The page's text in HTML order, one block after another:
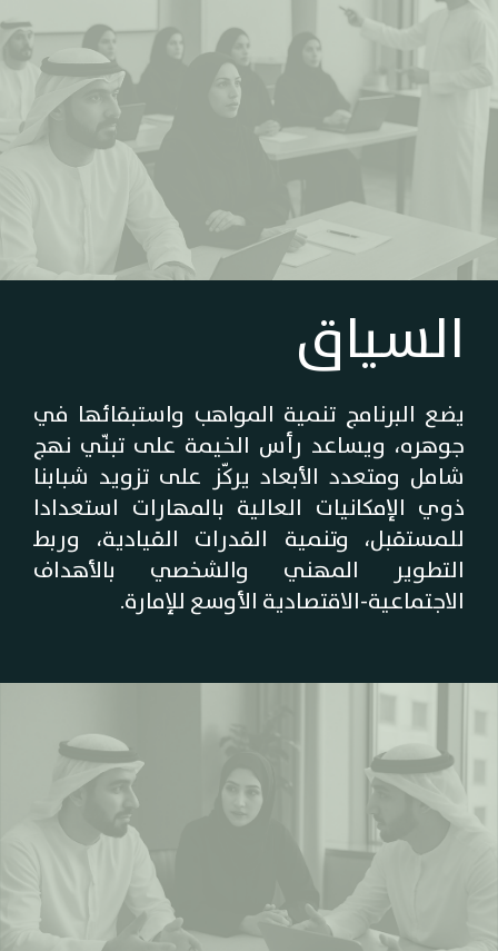
السياق
يضع البرنامج تنمية المواهب واستبقائها في
جوهره، ويساعد رأس الخيمة على تبنّي نهج
شامل ومتعدد الأبعاد يركّز على تزويد شبابنا
ذوي الإمكانيات العالية بالمهارات استعدادا
للمستقبل، وتنمية القدرات القيادية، وربط
التطوير المهني والشخصي بالأهداف
الاجتماعية‑الاقتصادية الأوسع للإمارة.